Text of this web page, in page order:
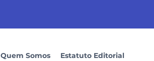
Quem Somos Estatuto Editorial